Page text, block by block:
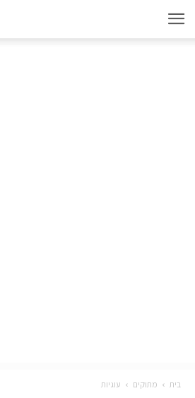
בית מתוקים עוגיות